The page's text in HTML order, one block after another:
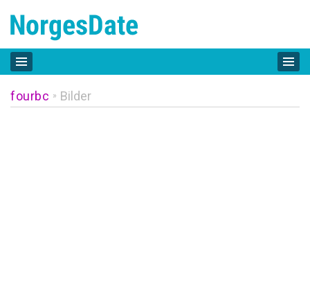
fourbc » Bilder